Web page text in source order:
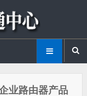
业路由器产品